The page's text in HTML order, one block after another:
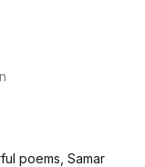
poems, Samar